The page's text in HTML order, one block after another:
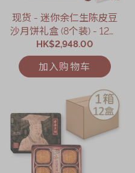
现货 - 迷你余仁生陈皮豆
沙月饼礼盒 (8个装) - 12盒
(网店限定)
HK$2,948.00
加入购物车